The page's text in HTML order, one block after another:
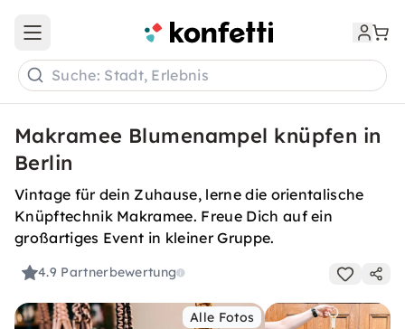
Open main menu
Suche: Stadt, Erlebnis
Makramee Blumenampel knüpfen in
Berlin
Vintage für dein Zuhause, lerne die orientalische
Knüpftechnik Makramee. Freue Dich auf ein
großartiges Event in kleiner Gruppe.
4.9 Partnerbewertung
Alle Fotos